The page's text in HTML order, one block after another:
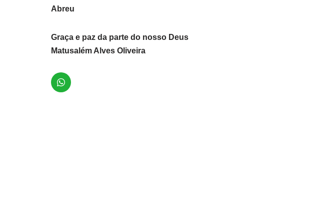
Abreu
Graça e paz da parte do nosso Deus
Matusalém Alves Oliveira